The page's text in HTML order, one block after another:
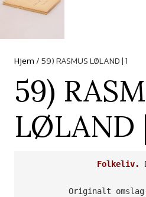
Hjem/ 59) RASMUS LØLAND | 1
59)
LØLAND
Folkeliv.
Originalt